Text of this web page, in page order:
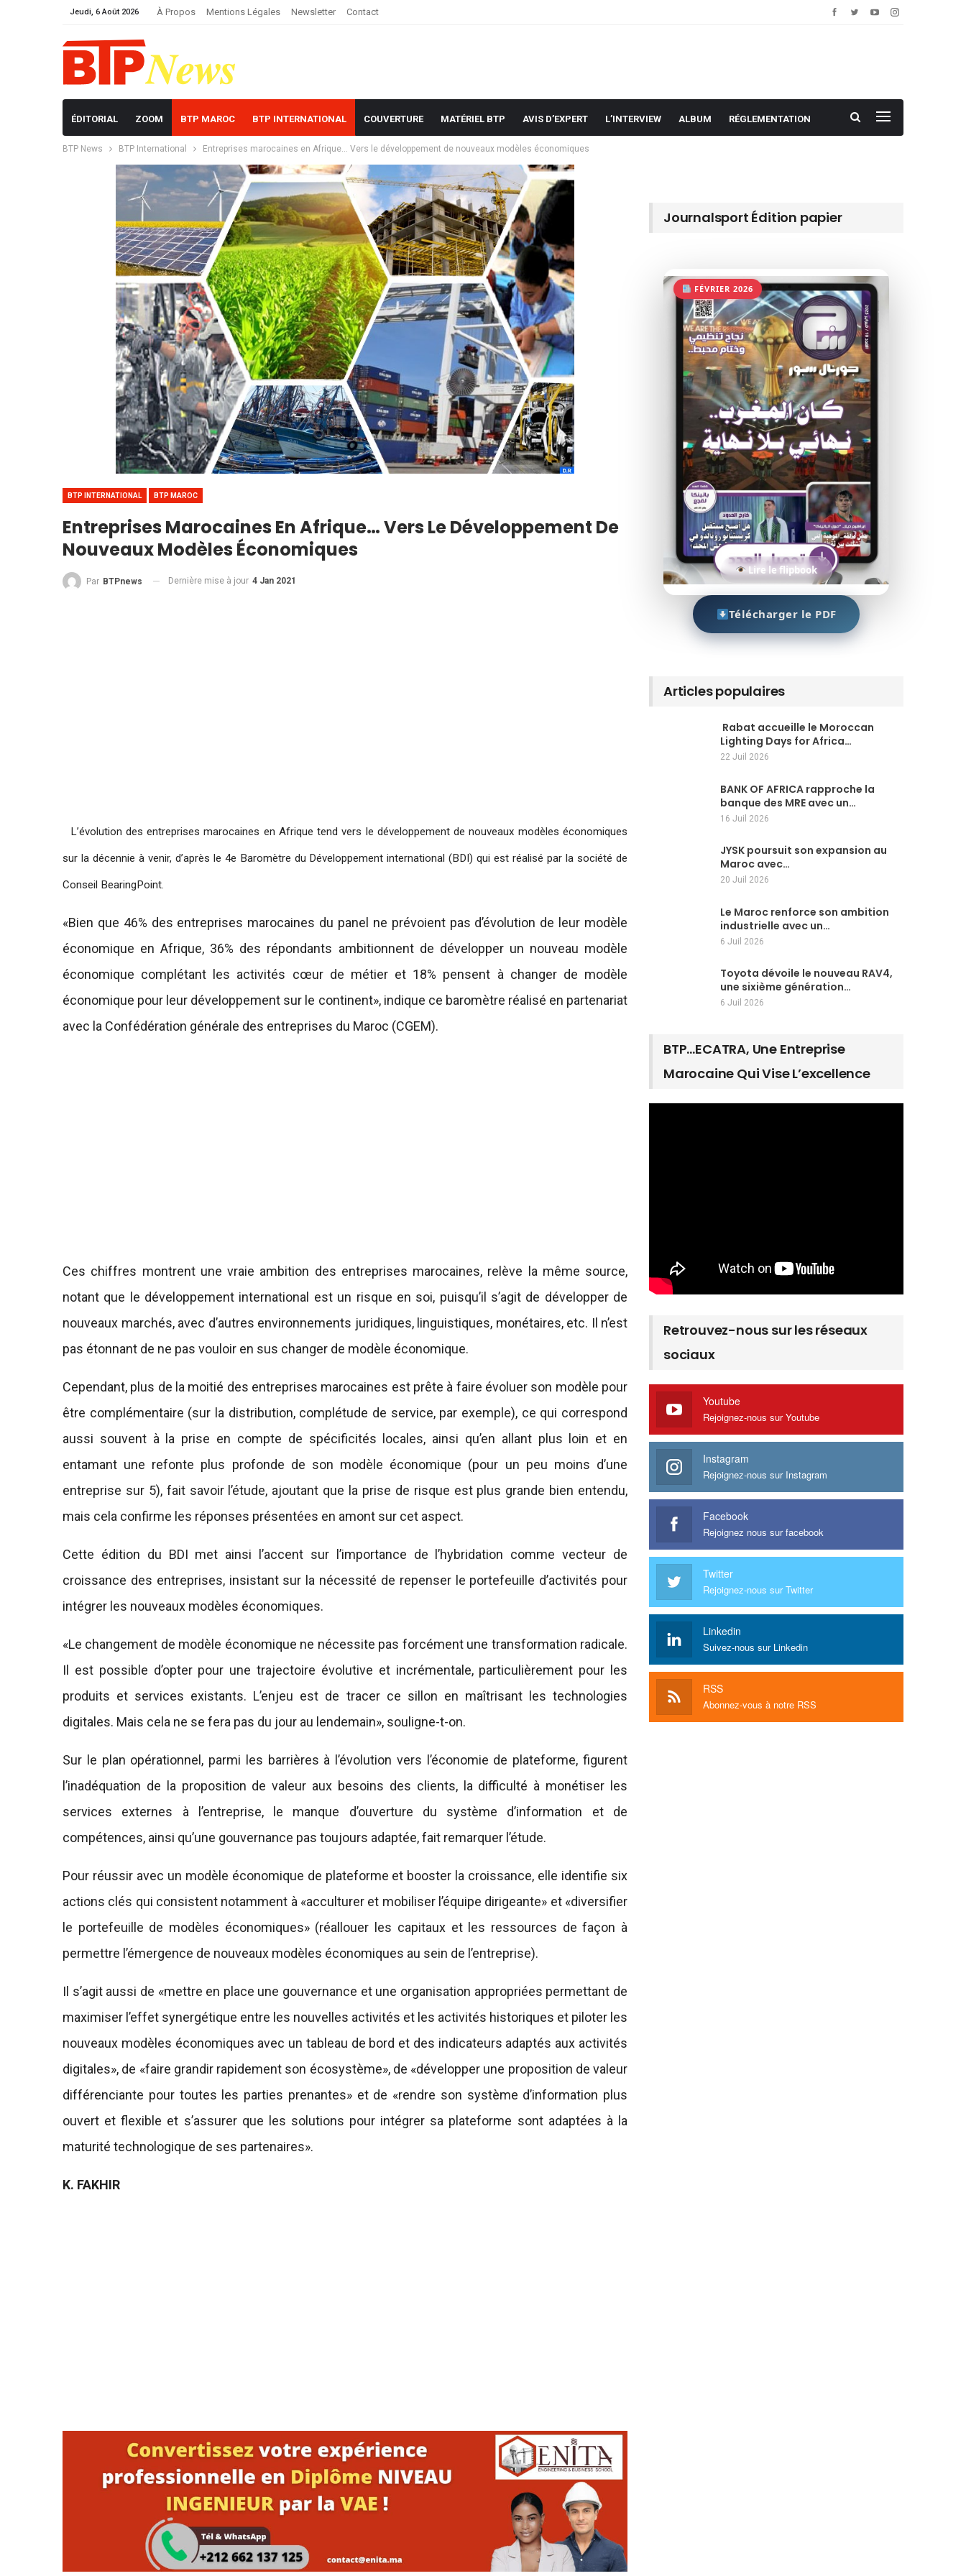
Jeudi, 6 Août 2026 À Propos Mentions Légales Newsletter Contact
ÉDITORIAL ZOOM BTP MAROC BTP INTERNATIONAL COUVERTURE MATÉRIEL BTP AVIS D’EXPERT L’INTERVIEW ALBUM RÉGLEMENTATION
BTP News BTP International Entreprises marocaines en Afrique… Vers le développement de nouveaux modèles économiques
BTP INTERNATIONAL BTP MAROC
Entreprises Marocaines En Afrique… Vers Le Développement De
Nouveaux Modèles Économiques
Par BTPnews Dernière mise à jour 4 Jan 2021
L’évolution des entreprises marocaines en Afrique tend vers le développement de nouveaux modèles économiques
sur la décennie à venir, d’après le 4e Baromètre du Développement international (BDI) qui est réalisé par la société de
Conseil BearingPoint.
«Bien que 46% des entreprises marocaines du panel ne prévoient pas d’évolution de leur modèle
économique en Afrique, 36% des répondants ambitionnent de développer un nouveau modèle
économique complétant les activités cœur de métier et 18% pensent à changer de modèle
économique pour leur développement sur le continent», indique ce baromètre réalisé en partenariat
avec la Confédération générale des entreprises du Maroc (CGEM).
Ces chiffres montrent une vraie ambition des entreprises marocaines, relève la même source,
notant que le développement international est un risque en soi, puisqu’il s’agit de développer de
nouveaux marchés, avec d’autres environnements juridiques, linguistiques, monétaires, etc. Il n’est
pas étonnant de ne pas vouloir en sus changer de modèle économique.
Cependant, plus de la moitié des entreprises marocaines est prête à faire évoluer son modèle pour
être complémentaire (sur la distribution, complétude de service, par exemple), ce qui correspond
aussi souvent à la prise en compte de spécificités locales, ainsi qu’en allant plus loin et en
entamant une refonte plus profonde de son modèle économique (pour un peu moins d’une
entreprise sur 5), fait savoir l’étude, ajoutant que la prise de risque est plus grande bien entendu,
mais cela confirme les réponses présentées en amont sur cet aspect.
Cette édition du BDI met ainsi l’accent sur l’importance de l’hybridation comme vecteur de
croissance des entreprises, insistant sur la nécessité de repenser le portefeuille d’activités pour
intégrer les nouveaux modèles économiques.
«Le changement de modèle économique ne nécessite pas forcément une transformation radicale.
Il est possible d’opter pour une trajectoire évolutive et incrémentale, particulièrement pour les
produits et services existants. L’enjeu est de tracer ce sillon en maîtrisant les technologies
digitales. Mais cela ne se fera pas du jour au lendemain», souligne-t-on.
Sur le plan opérationnel, parmi les barrières à l’évolution vers l’économie de plateforme, figurent
l’inadéquation de la proposition de valeur aux besoins des clients, la difficulté à monétiser les
services externes à l’entreprise, le manque d’ouverture du système d’information et de
compétences, ainsi qu’une gouvernance pas toujours adaptée, fait remarquer l’étude.
Pour réussir avec un modèle économique de plateforme et booster la croissance, elle identifie six
actions clés qui consistent notamment à «acculturer et mobiliser l’équipe dirigeante» et «diversifier
le portefeuille de modèles économiques» (réallouer les capitaux et les ressources de façon à
permettre l’émergence de nouveaux modèles économiques au sein de l’entreprise).
Il s’agit aussi de «mettre en place une gouvernance et une organisation appropriées permettant de
maximiser l’effet synergétique entre les nouvelles activités et les activités historiques et piloter les
nouveaux modèles économiques avec un tableau de bord et des indicateurs adaptés aux activités
digitales», de «faire grandir rapidement son écosystème», de «développer une proposition de valeur
différenciante pour toutes les parties prenantes» et de «rendre son système d’information plus
ouvert et flexible et s’assurer que les solutions pour intégrer sa plateforme sont adaptées à la
maturité technologique de ses partenaires».
K. FAKHIR
Journalsport Édition papier
FÉVRIER 2026
Lire le flipbook
Télécharger le PDF
Articles populaires
Rabat accueille le Moroccan
Lighting Days for Africa…
22 Juil 2026
BANK OF AFRICA rapproche la
banque des MRE avec un…
16 Juil 2026
JYSK poursuit son expansion au
Maroc avec…
20 Juil 2026
Le Maroc renforce son ambition
industrielle avec un…
6 Juil 2026
Toyota dévoile le nouveau RAV4,
une sixième génération…
6 Juil 2026
BTP…ECATRA, Une Entreprise
Marocaine Qui Vise L’excellence
Retrouvez-nous sur les réseaux
sociaux
Youtube
Rejoignez-nous sur Youtube
Instagram
Rejoignez-nous sur Instagram
Facebook
Rejoignez nous sur facebook
Twitter
Rejoignez-nous sur Twitter
Linkedin
Suivez-nous sur Linkedin
RSS
Abonnez-vous à notre RSS